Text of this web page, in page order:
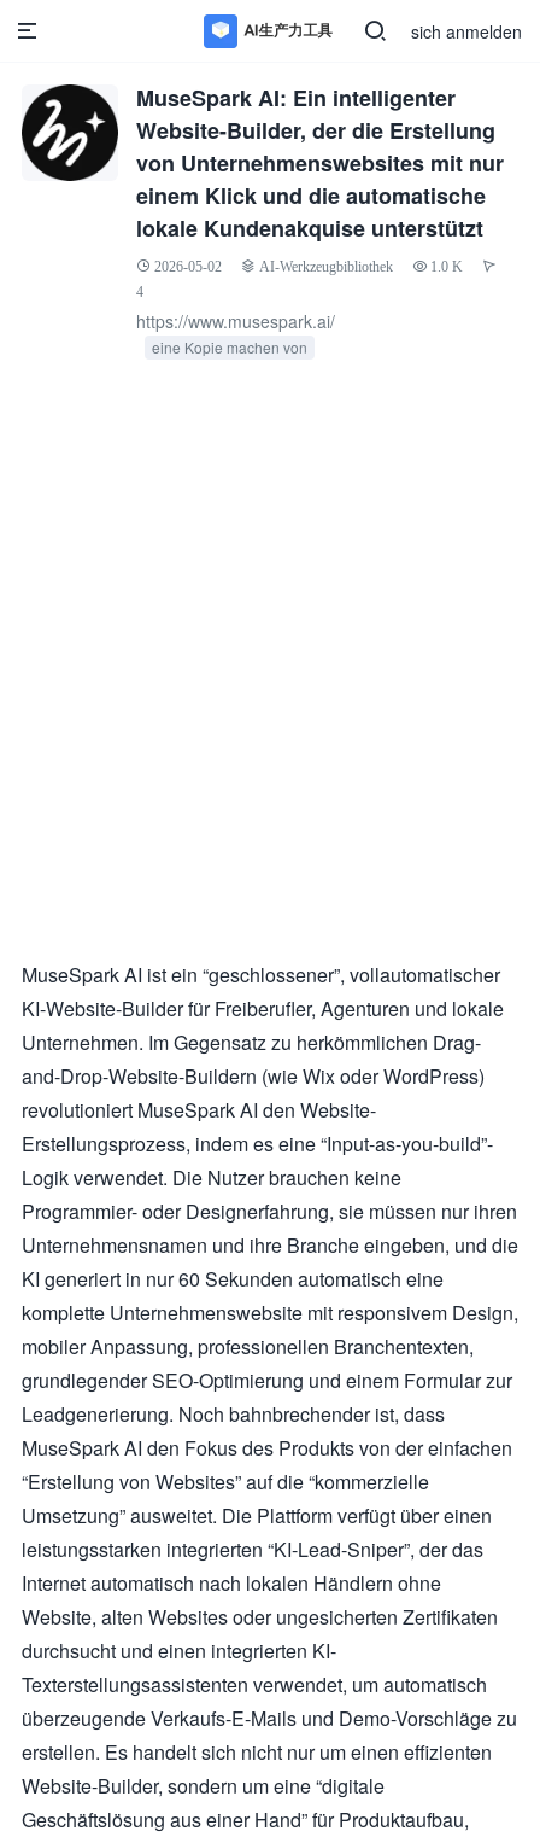
sich anmelden
MuseSpark AI: Ein intelligenter
Website-Builder, der die Erstellung
von Unternehmenswebsites mit nur
einem Klick und die automatische
lokale Kundenakquise unterstützt
2026-05-02 AI-Werkzeugbibliothek
1.0 K
4
https://www.musespark.ai/
eine Kopie machen von
MuseSpark AI ist ein “geschlossener”, vollautomatischer
KI-Website-Builder für Freiberufler, Agenturen und lokale
Unternehmen. Im Gegensatz zu herkömmlichen Drag-
and-Drop-Website-Buildern (wie Wix oder WordPress)
revolutioniert MuseSpark AI den Website-
Erstellungsprozess, indem es eine “Input-as-you-build”-
Logik verwendet. Die Nutzer brauchen keine
Programmier- oder Designerfahrung, sie müssen nur ihren
Unternehmensnamen und ihre Branche eingeben, und die
KI generiert in nur 60 Sekunden automatisch eine
komplette Unternehmenswebsite mit responsivem Design,
mobiler Anpassung, professionellen Branchentexten,
grundlegender SEO-Optimierung und einem Formular zur
Leadgenerierung. Noch bahnbrechender ist, dass
MuseSpark AI den Fokus des Produkts von der einfachen
“Erstellung von Websites” auf die “kommerzielle
Umsetzung” ausweitet. Die Plattform verfügt über einen
leistungsstarken integrierten “KI-Lead-Sniper”, der das
Internet automatisch nach lokalen Händlern ohne
Website, alten Websites oder ungesicherten Zertifikaten
durchsucht und einen integrierten KI-
Texterstellungsassistenten verwendet, um automatisch
überzeugende Verkaufs-E-Mails und Demo-Vorschläge zu
erstellen. Es handelt sich nicht nur um einen effizienten
Website-Builder, sondern um eine “digitale
Geschäftslösung aus einer Hand” für Produktaufbau,